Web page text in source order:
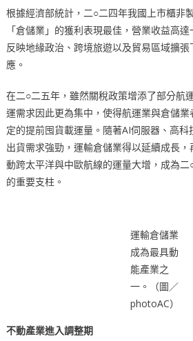
根據經濟部統計，二○二四年我國上市櫃非
「倉儲業」的獲利表現最佳，營業收益高
反映地緣政治、跨境旅遊以及貿易區域擴
應。
在二○二五年，雖然關稅政策增添了部分航
運需求因此更為集中，使得航運業與倉儲
定的提前囤貨載運量。隨著AI伺服器、高
出貨需求強勁，運輸倉儲業得以延續成長
動跨太平洋與中歐航線的運量大增，成為
的重要支柱。
運輸倉儲業
成為最具動
能產業之
一。（圖／
photoAC）
不動產業進入調整期